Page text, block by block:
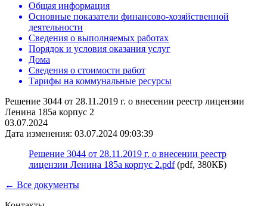
Общая информация
Основные показатели финансово-хозяйственной
деятельности
Сведения о выполняемых работах
Порядок и условия оказания услуг
Дома
Сведения о стоимости работ
Тарифы на коммунальные ресурсы
Решение 3044 от 28.11.2019 г. о внесении реестр лицензии
Ленина 185а корпус 2
03.07.2024
Дата изменения: 03.07.2024 09:03:39
Решение 3044 от 28.11.2019 г. о внесении реестр
лицензии Ленина 185а корпус 2.pdf(pdf, 380КБ)
← Все документы